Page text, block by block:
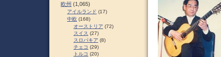
欧州 (1,065)
アイルランド (17)
中欧 (168)
オーストリア (72)
スイス (27)
スロパキア (8)
チェコ (29)
トルコ (20)